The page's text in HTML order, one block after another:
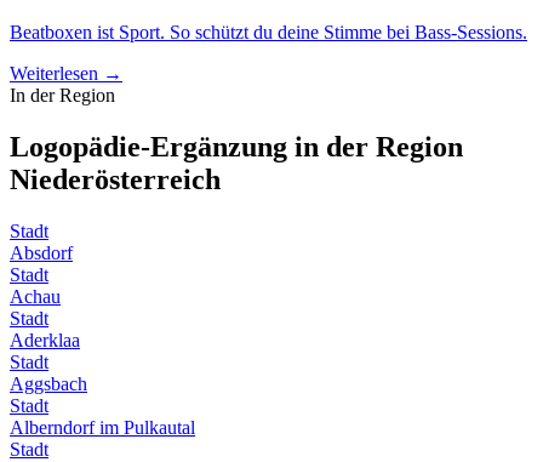
Beatboxen ist Sport. So schützt du deine Stimme bei Bass-Sessions.
Weiterlesen →
In der Region
Logopädie-Ergänzung in der Region
Niederösterreich
Stadt
Absdorf
Stadt
Achau
Stadt
Aderklaa
Stadt
Aggsbach
Stadt
Alberndorf im Pulkautal
Stadt